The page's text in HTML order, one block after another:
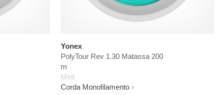
Yonex
PolyTour Rev 1.30 Matassa 200
m
Mint
Corda Monofilamento